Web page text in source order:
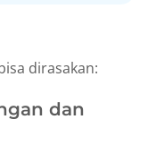
dirasakan:
dan